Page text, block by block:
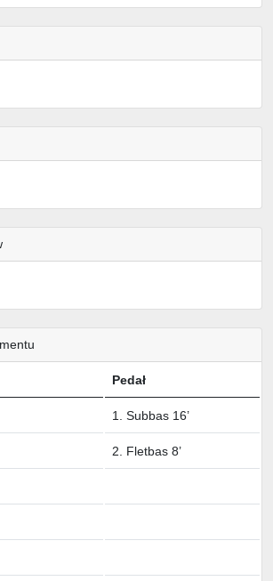
Pedał
1. Subbas 16’
2. Fletbas 8’